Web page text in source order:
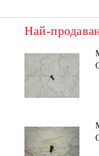
Най-